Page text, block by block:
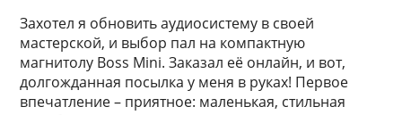
Захотел я обновить аудиосистему в своей
мастерской, и выбор пал на компактную
магнитолу Boss Mini. Заказал её онлайн, и вот,
долгожданная посылка у меня в руках! Первое
впечатление – приятное: маленькая, стильная